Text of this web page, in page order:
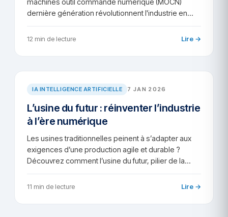
dernière génération révolutionnent l'industrie en…
12 min de lecture Lire →
IA INTELLIGENCE ARTIFICIELLE 7 JAN 2026
L’usine du futur : réinventer l’industrie
à l’ère numérique
Les usines traditionnelles peinent à s’adapter aux
exigences d’une production agile et durable ?
Découvrez comment l’usine du futur, pilier de la…
11 min de lecture Lire →